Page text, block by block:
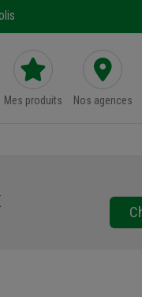
Mes produits Nos agences